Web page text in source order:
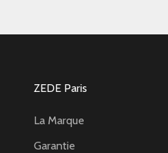
ZEDE Paris
La Marque
Garantie